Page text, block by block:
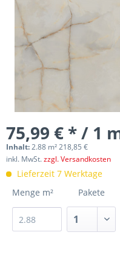
75,99 € * / 1
Inhalt:2.88 m² 218,85 €
inkl. MwSt.zzgl. Versandkosten
Lieferzeit 7 Werktage
Menge m²
Pakete